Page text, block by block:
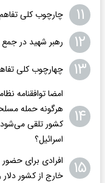
۱۱ چارچوب کلی
۱۲ رهبر شهید در
۱۳ چهارچوب کلی
۱۴
امضا توافقنامه
کشور تلقی می‌شود/
اسرائیل؟
۱۵
افرادی برای
خارج از کشور